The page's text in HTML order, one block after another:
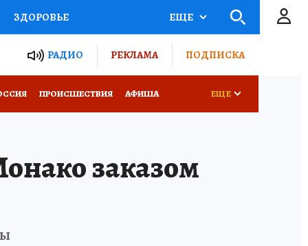
ЗДОРОВЬЕ
РОССИИ
ПОТРЕБИТЕЛЯ
ЕЩЕ
РАДИО РЕКЛАМА ПОДПИСКА
ПРОИСШЕСТВИЯ АФИША ЕЩЕ
заказом